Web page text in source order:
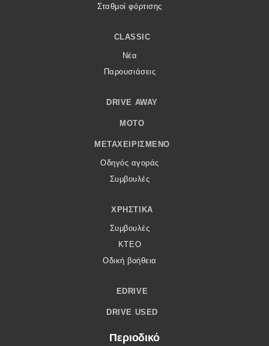
Σταθμοί φόρτισης
CLASSIC
Νέα
Παρουσιάσεις
DRIVE AWAY
MOTO
ΜΕΤΑΧΕΙΡΙΣΜΈΝΟ
Οδηγός αγοράς
Συμβουλές
ΧΡΗΣΤΙΚΆ
Συμβουλές
ΚΤΕΟ
Οδική βοήθεια
EDRIVE
DRIVE USED
Περιοδικό